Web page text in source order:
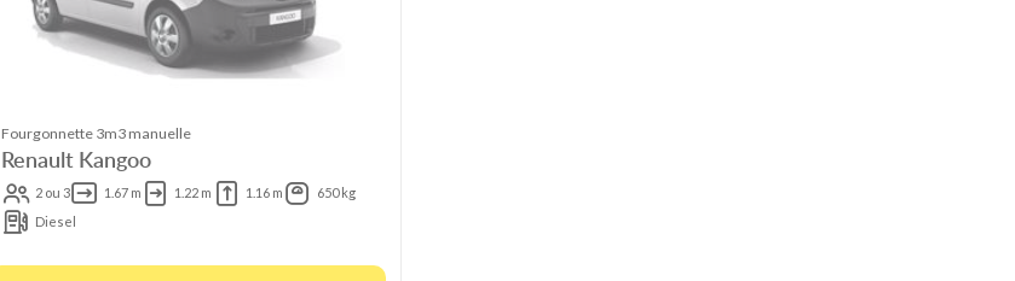
Fourgonnette 3m3 manuelle
Renault Kangoo
2 ou 3 1.67 m 1.22 m 1.16 m
650 kg
Diesel